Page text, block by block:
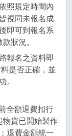
照規定時間內
視同未報名成
即可到報名系
狀況。
報名之資料即
是否正確，並
全額退費扣行
資已開始製作
退費金額統一